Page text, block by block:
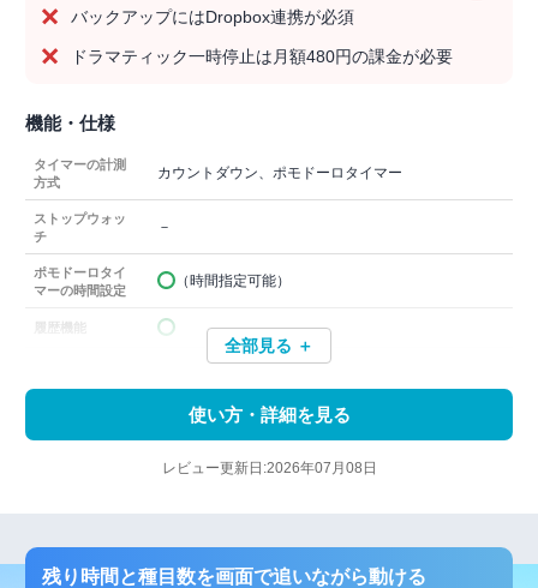
バックアップにはDropbox連携が必須
ドラマティック一時停止は月額480円の課金が必要
機能・仕様
タイマーの計測
方式
カウントダウン、ポモドーロタイマー
ストップウォッ
チ
－
ポモドーロタイ
マーの時間設定
（時間指定可能）
履歴機能
全部見る ＋
使い方・詳細を見る
レビュー更新日:2026年07月08日
残り時間と種目数を画面で追いながら動ける